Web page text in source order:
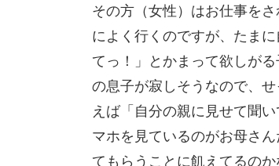
その方（女性）はお仕事をさ
によく行くのですが、たま
てっ！」とかまって欲しが
の息子が寂しそうなので、せ
えば「 自分の親に見せて聞
マホを見ているのがお母さん
てもらうことに飢えてるの